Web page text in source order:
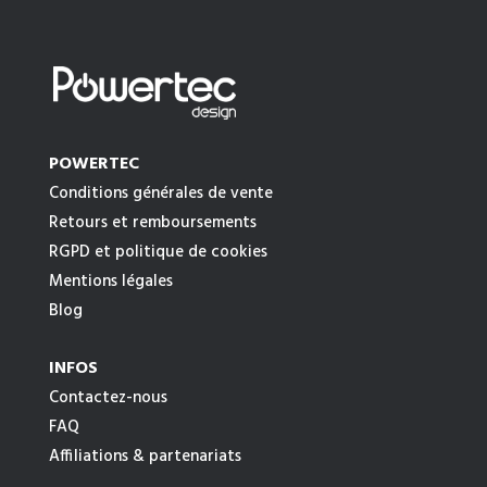
POWERTEC
Conditions générales de vente
Retours et remboursements
RGPD et politique de cookies
Mentions légales
Blog
INFOS
Contactez-nous
FAQ
Affiliations & partenariats